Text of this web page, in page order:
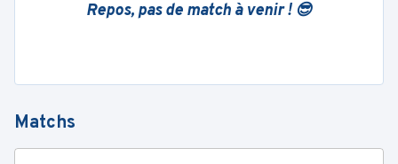
Repos, pas de match à venir ! 😎
Matchs